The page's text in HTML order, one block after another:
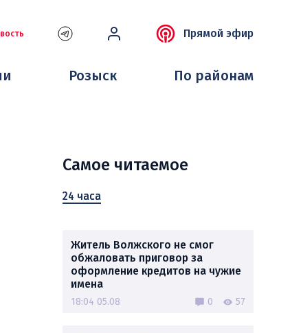
Прямой эфир
Розыск По районам
Самое читаемое
24 часа
Житель Волжского не смог
обжаловать приговор за
оформление кредитов на чужие
имена
18:04 05.08 0 57